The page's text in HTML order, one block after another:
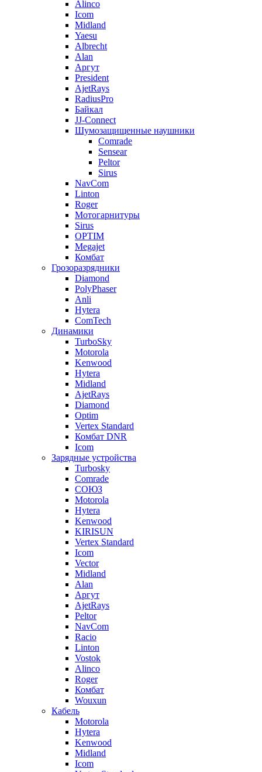
Alinco
Icom
Midland
Yaesu
Albrecht
Alan
Аргут
President
AjetRays
RadiusPro
Байкал
JJ-Connect
Шумозащищенные наушники
Comrade
Sensear
Peltor
Sirus
NavCom
Linton
Roger
Мотогарнитуры
Sirus
OPTIM
Megajet
Комбат
Грозоразрядники
Diamond
PolyPhaser
Anli
Hytera
ComTech
Динамики
TurboSky
Motorola
Kenwood
Hytera
Midland
AjetRays
Diamond
Optim
Vertex Standard
Комбат DNR
Icom
Зарядные устройства
Turbosky
Comrade
СОЮЗ
Motorola
Hytera
Kenwood
KIRISUN
Vertex Standard
Icom
Vector
Midland
Alan
Аргут
AjetRays
Peltor
NavCom
Racio
Linton
Vostok
Alinco
Roger
Комбат
Wouxun
Кабель
Motorola
Hytera
Kenwood
Midland
Icom